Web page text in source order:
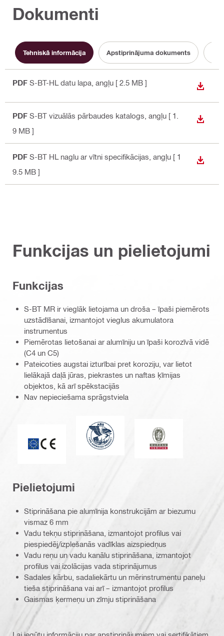
Dokumenti
Tehniskā informācija Apstiprinājuma dokuments
PDF S-BT-HL datu lapa , angļu [ 2.5 MB ]
PDF S-BT vizuālās pārbaudes katalogs , angļu [ 1.
9 MB ]
PDF S-BT HL naglu ar vītni specifikācijas , angļu [ 1
9.5 MB ]
Funkcijas un pielietojumi
Funkcijas
S-BT MR ir vieglāk lietojama un droša – īpaši piemērots
uzstādīšanai, izmantojot vieglus akumulatora
instrumentus
Piemērotas lietošanai ar alumīniju un īpaši korozīvā vidē
(C4 un C5)
Pateicoties augstai izturībai pret koroziju, var lietot
lielākajā daļā jūras, piekrastes un naftas ķīmijas
objektos, kā arī spēkstacijās
Nav nepieciešama sprāgstviela
CE marķējums
American Bureau of Shipping
Bureau Veritas
Pielietojumi
Stiprināšana pie alumīnija konstrukcijām ar biezumu
vismaz 6 mm
Vadu tekņu stiprināšana, izmantojot profilus vai
piespiedēj/izplešanās vadīklas aizspiedņus
Vadu reņu un vadu kanālu stiprināšana, izmantojot
profilus vai izolācijas vada stiprinājumus
Sadales kārbu, sadaliekārtu un mērinstrumentu paneļu
tieša stiprināšana vai arī – izmantojot profilus
Gaismas ķermeņu un zīmju stiprināšana